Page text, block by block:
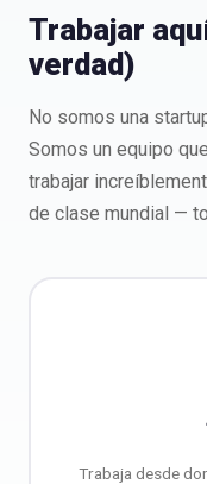
Trabajar
verdad)
No somos una
Somos un equipo
trabajar
de clase mundial —
Trabaja desde